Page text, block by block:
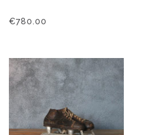
€780.00